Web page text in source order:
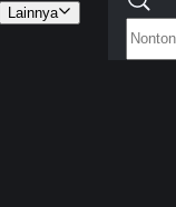
Lainnya